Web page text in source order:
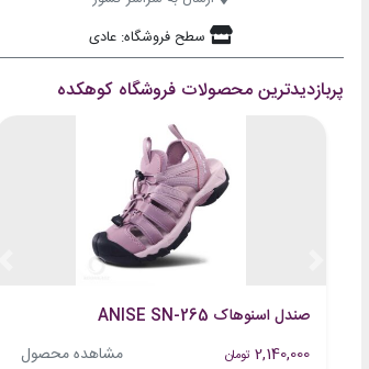
سطح فروشگاه: عادی
پربازدیدترین محصولات فروشگاه کوهکده
صندل اسنوهاک ANISE SN-265
2,140,000 تومان مشاهده محصول